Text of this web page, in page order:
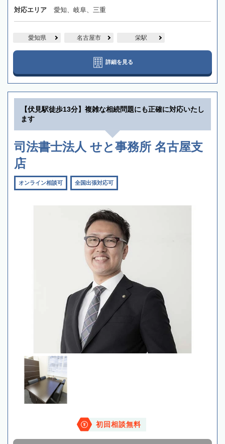
対応エリア 愛知、岐阜、三重
愛知県 名古屋市 栄駅
詳細を見る
【伏見駅徒歩13分】複雑な相続問題にも正確に対応いたし
ます
司法書士法人 せと事務所 名古屋支
店
オンライン相談可 全国出張対応可
初回相談無料